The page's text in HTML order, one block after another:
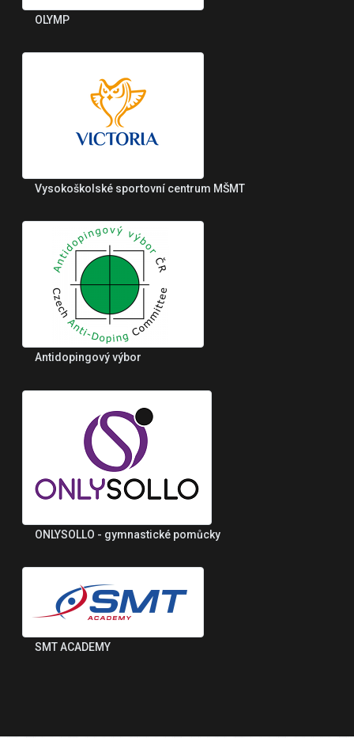
OLYMP
Vysokoškolské sportovní centrum MŠMT
Antidopingový výbor
ONLYSOLLO - gymnastické pomůcky
SMT ACADEMY